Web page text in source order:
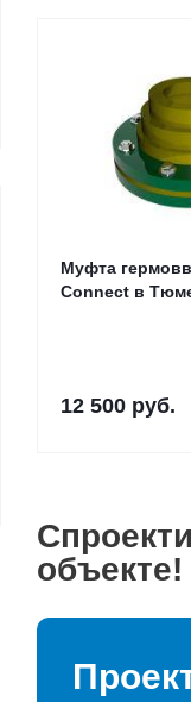
Муфта
Connect в
12 500 руб.
объекте!